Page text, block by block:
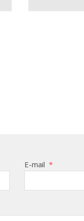
E-mail *